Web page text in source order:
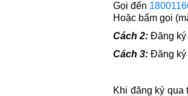
Gọi đến
Hoặc bấm gọi
Cách 2: Đăng ký
Cách 3: Đăng ký
Khi đăng ký qua